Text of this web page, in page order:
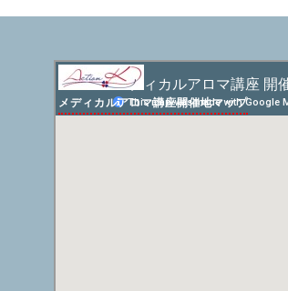
メディカルアロマ講座開催地マップ